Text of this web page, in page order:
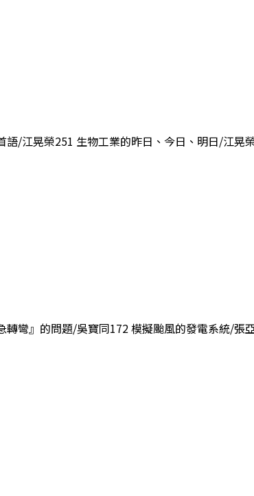
/江晃榮251 生物工業的昨日、今日、明日/江晃
彎』的問題/吳寶同172 模擬颱風的發電系統/張